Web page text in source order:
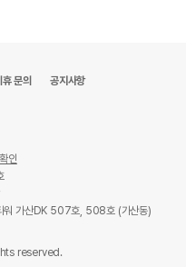
문의 공지사항
인
워 가산DK 507호, 508호 (가산동)
reserved.